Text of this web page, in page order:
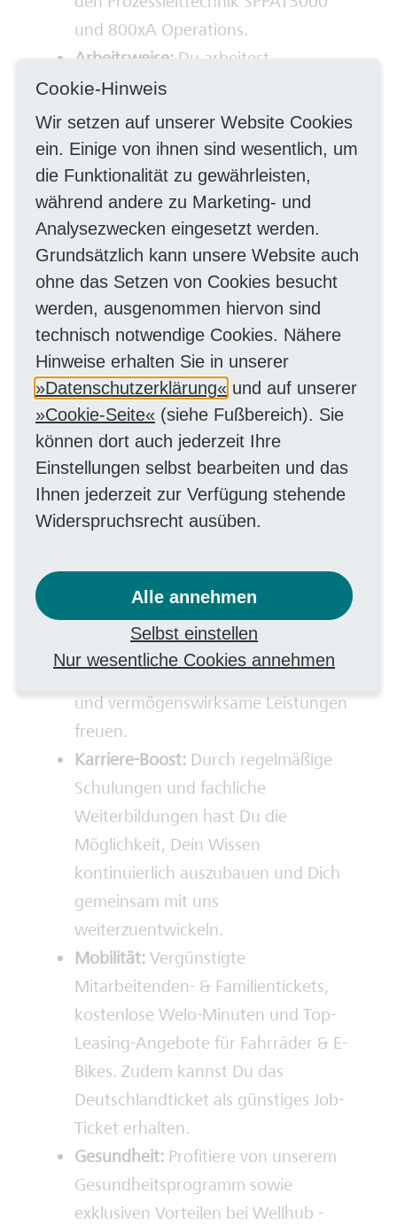
und 800xA Operations.
Arbeitsweise: Du arbeitest
selbstständig,
verantwortungsbewusst und behältst
auch in Störungssituationen den
Überblick.
Team & Persönlichkeit:Teamfähigkeit,
Zuverlässigkeit und ein hohes
Sicherheitsbewusstsein zeichnen Dich
aus.
Mobilität:Du besitzt einen
Führerschein der Klasse B und die
Teilnahme am Rufbereitschaftsdienst
ist für Dich kein Problem.
Freue Dich auf
Folgendes
Du kannst Dich auf einen
unbefristeten Arbeitsvertrag nach
Tarif, Jahressonderzahlungen, 30 Tage
Urlaub, betriebliche Altersvorsorge
und vermögenswirksame Leistungen
freuen.
Karriere-Boost: Durch regelmäßige
Schulungen und fachliche
Weiterbildungen hast Du die
Möglichkeit, Dein Wissen
kontinuierlich auszubauen und Dich
gemeinsam mit uns
weiterzuentwickeln.
Mobilität: Vergünstigte
Mitarbeitenden- & Familientickets,
kostenlose Welo-Minuten und Top-
Leasing-Angebote für Fahrräder & E-
Bikes. Zudem kannst Du das
Deutschlandticket als günstiges Job-
Ticket erhalten.
Gesundheit: Profitiere von unserem
Gesundheitsprogramm sowie
exklusiven Vorteilen bei Wellhub -
Cookie-Hinweis
Wir setzen auf unserer Website Cookies
ein. Einige von ihnen sind wesentlich, um
die Funktionalität zu gewährleisten,
während andere zu Marketing- und
Analysezwecken eingesetzt werden.
Grundsätzlich kann unsere Website auch
ohne das Setzen von Cookies besucht
werden, ausgenommen hiervon sind
technisch notwendige Cookies. Nähere
Hinweise erhalten Sie in unserer
Datenschutzerklärung
und auf unserer
Cookie-Seite
(siehe Fußbereich). Sie
können dort auch jederzeit Ihre
Einstellungen selbst bearbeiten und das
Ihnen jederzeit zur Verfügung stehende
Widerspruchsrecht ausüben.
Alle annehmen
Selbst einstellen
Nur wesentliche Cookies annehmen